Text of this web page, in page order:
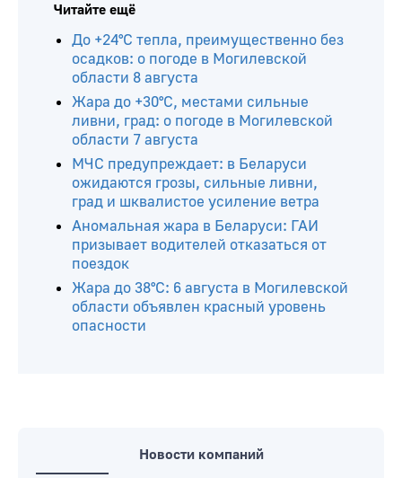
Читайте ещё
До +24°С тепла, преимущественно без
осадков: о погоде в Могилевской
области 8 августа
Жара до +30°С, местами сильные
ливни, град: о погоде в Могилевской
области 7 августа
МЧС предупреждает: в Беларуси
ожидаются грозы, сильные ливни,
град и шквалистое усиление ветра
Аномальная жара в Беларуси: ГАИ
призывает водителей отказаться от
поездок
Жара до 38°С: 6 августа в Могилевской
области объявлен красный уровень
опасности
Новости компаний